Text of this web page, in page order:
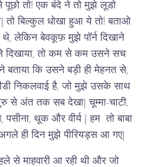
तो! एक बंदे ने तो मुझे लूडो
तो बिल्कुल धोखा हुआ ये तो! बताओ
लेकिन बेवकूफ़ मुझे पॉर्न दिखाने
दिखाया, तो कम से कम उसने सच
बताया कि उसने बड़ी ही मेहनत से,
निकलवाई है, जो मुझे उसके साथ
से अंत तक सब देखा| चूम्मा-चाटी,
पसीना, थूक और वीर्य | हम तो बाबा
ही दिन मुझे पीरियड्स आ गए|
से माहवारी आ रही थी और जो